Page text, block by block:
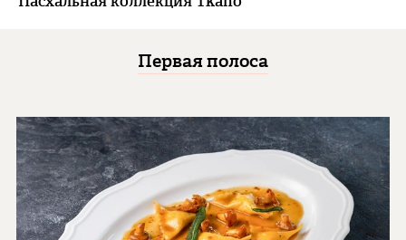
Первая полоса